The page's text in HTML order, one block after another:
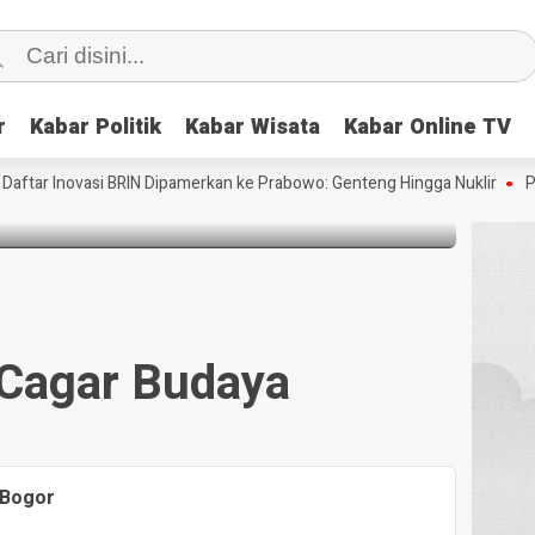
Kabar Politik Kabar Wisata Kabar Online TV
Kabar Politik Kabar Wisata Kabar Online TV
Inovasi BRIN Dipamerkan ke Prabowo: Genteng Hingga Nuklir
Bogor
Budaya